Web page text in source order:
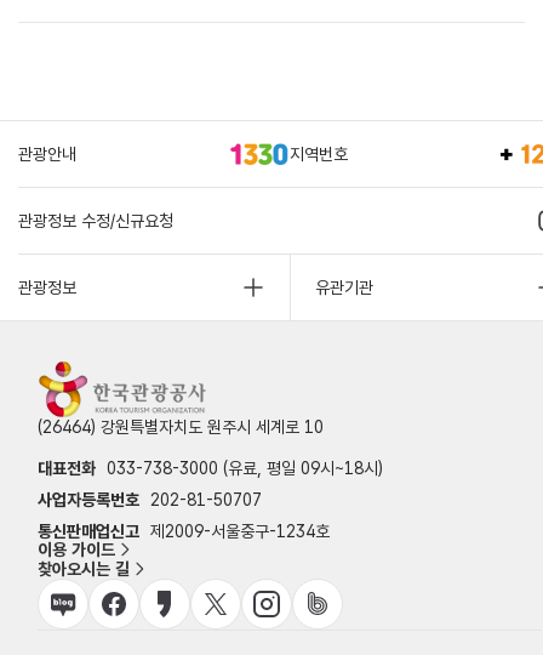
관광안내 지역번호
관광정보 수정/신규요청
관광정보 유관기관
(26464) 강원특별자치도 원주시 세계로 10
대표전화 033-738-3000 (유료, 평일 09시~18시)
사업자등록번호
202-81-50707
통신판매업신고 제2009-서울중구-1234호
이용 가이드
찾아오시는 길